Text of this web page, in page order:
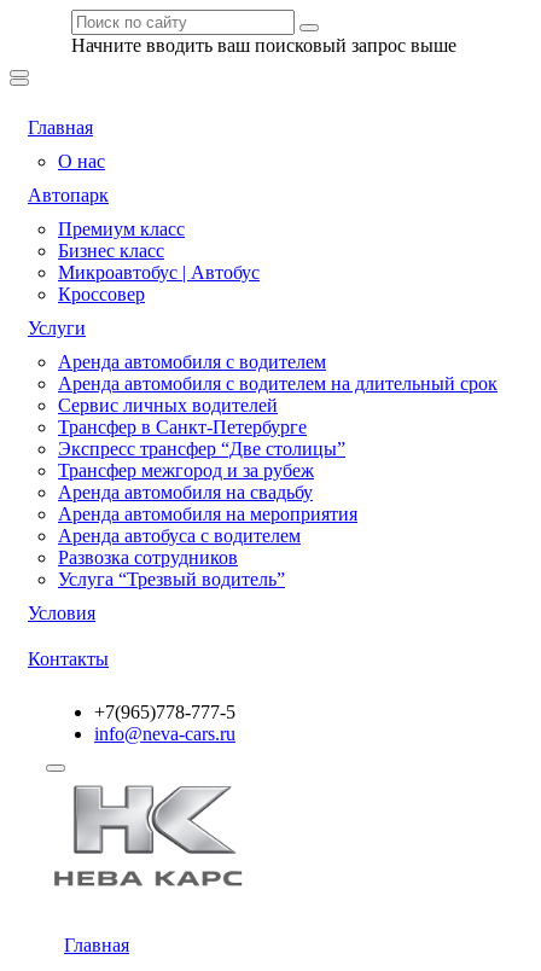
Начните вводить ваш поисковый запрос выше
Главная
О нас
Автопарк
Премиум класс
Бизнес класс
Микроавтобус | Автобус
Кроссовер
Услуги
Аренда автомобиля с водителем
Аренда автомобиля с водителем на длительный срок
Сервис личных водителей
Трансфер в Санкт-Петербурге
Экспресс трансфер “Две столицы”
Трансфер межгород и за рубеж
Аренда автомобиля на свадьбу
Аренда автомобиля на мероприятия
Аренда автобуса с водителем
Развозка сотрудников
Услуга “Трезвый водитель”
Условия
Контакты
+7(965)778-777-5
info@neva-cars.ru
Главная